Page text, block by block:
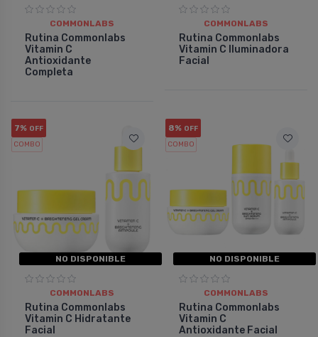
COMMONLABS
Rutina Commonlabs
Vitamin C
Antioxidante
Completa
COMMONLABS
Rutina Commonlabs
Vitamin C Iluminadora
Facial
7% OFF
COMBO
NO DISPONIBLE
COMMONLABS
Rutina Commonlabs
Vitamin C Hidratante
Facial
8% OFF
COMBO
NO DISPONIBLE
COMMONLABS
Rutina Commonlabs
Vitamin C
Antioxidante Facial